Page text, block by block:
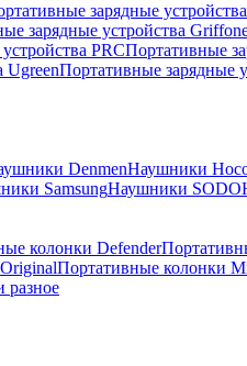
зарядные
зарядные устройства
PRCПортативные
UgreenПортативные зарядные
DenmenНаушники
SamsungНаушники SODO
колонки Defender
Портативные колонки
разное